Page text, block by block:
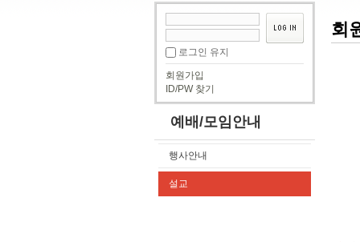
로그인 유지
회원가입
ID/PW 찾기
예배/모임안내
행사안내
설교
회